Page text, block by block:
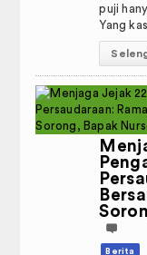
Tapak Suci
Kampus Merdeka
puji
Yang
Berita